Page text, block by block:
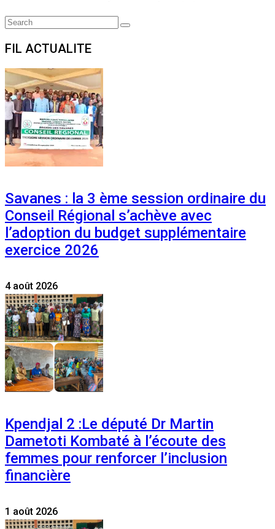
Search
Search
FIL ACTUALITE
Savanes : la 3 ème session ordinaire du
Conseil Régional s’achève avec
l’adoption du budget supplémentaire
exercice 2026
4 août 2026
Kpendjal 2 :Le député Dr Martin
Dametoti Kombaté à l’écoute des
femmes pour renforcer l’inclusion
financière
1 août 2026